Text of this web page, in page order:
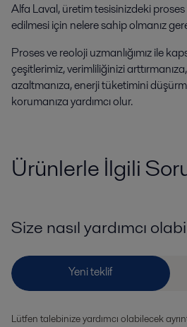
Alfa Laval, üretim tesisinizdeki
edilmesi için nelere sahip olmanız
Proses ve reoloji uzmanlığımız ile
çeşitlerimiz, verimliliğinizi arttırmanıza,
azaltmanıza, enerji tüketimini
korumanıza yardımcı olur.
Ürünlerle İlgili
Size nasıl yardımcı
Lütfen talebinize yardımcı olabilecek